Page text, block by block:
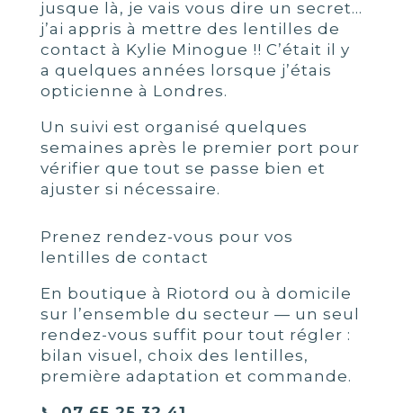
jusque là, je vais vous dire un secret…
j’ai appris à mettre des lentilles de
contact à Kylie Minogue !! C’était il y
a quelques années lorsque j’étais
opticienne à Londres.
Un suivi est organisé quelques
semaines après le premier port pour
vérifier que tout se passe bien et
ajuster si nécessaire.
Prenez rendez-vous pour vos
lentilles de contact
En boutique à Riotord ou à domicile
sur l’ensemble du secteur — un seul
rendez-vous suffit pour tout régler :
bilan visuel, choix des lentilles,
première adaptation et commande.